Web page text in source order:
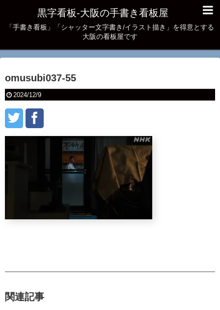
黒字看板‐大阪の手書き看板屋
「手書き看板」「シャッター文字書き/イラスト描き」を得意とする
大阪の看板屋です
omusubi037-55
2024/12/9
関連記事